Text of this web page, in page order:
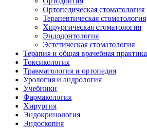
Ортопедическая стоматология
Терапевтическая стоматология
Хирургическая стоматология
Эндодонтология
Эстетическая стоматология
Терапия и общая врачебная практика
Токсикология
Травматология и ортопедия
Урология и андрология
Учебники
Фармакология
Хирургия
Эндокринология
Эндоскопия